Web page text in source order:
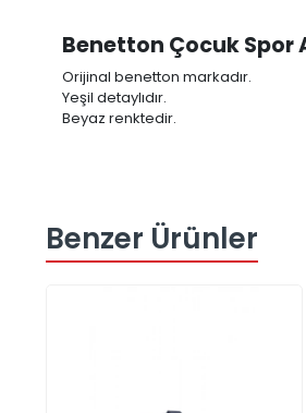
Benetton Çocuk Spor
Orijinal benetton markadır.
Yeşil detaylıdır.
Beyaz renktedir.
Benzer Ürünler